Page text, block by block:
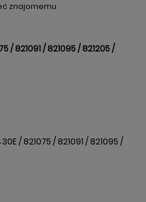
znajomemu
/ 821091 / 821095 / 821205 /
/ 821075 / 821091 / 821095 /